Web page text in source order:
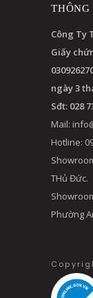
THÔNG
Công Ty
Giấy
ngày 3
Sđt: 028
Mail:
Hotline:
THủ Đức.
Phường